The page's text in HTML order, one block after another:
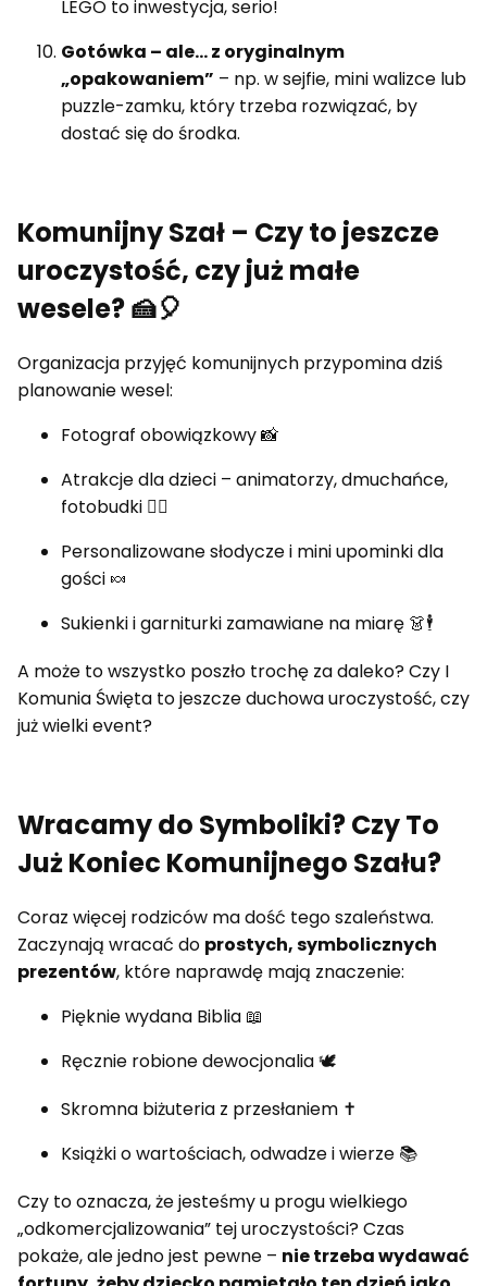
LEGO to inwestycja, serio!
Gotówka – ale… z oryginalnym
„opakowaniem” – np. w sejfie, mini walizce lub
puzzle-zamku, który trzeba rozwiązać, by
dostać się do środka.
Komunijny Szał – Czy to jeszcze
uroczystość, czy już małe
wesele? 🍰🎈
Organizacja przyjęć komunijnych przypomina dziś
planowanie wesel:
Fotograf obowiązkowy 📸
Atrakcje dla dzieci – animatorzy, dmuchańce,
fotobudki 🤹‍♂️
Personalizowane słodycze i mini upominki dla
gości 🍬
Sukienki i garniturki zamawiane na miarę 👗🕴️
A może to wszystko poszło trochę za daleko? Czy I
Komunia Święta to jeszcze duchowa uroczystość, czy
już wielki event?
Wracamy do Symboliki? Czy To
Już Koniec Komunijnego Szału?
Coraz więcej rodziców ma dość tego szaleństwa.
Zaczynają wracać do prostych, symbolicznych
prezentów, które naprawdę mają znaczenie:
Pięknie wydana Biblia 📖
Ręcznie robione dewocjonalia 🕊️
Skromna biżuteria z przesłaniem ✝️
Książki o wartościach, odwadze i wierze 📚
Czy to oznacza, że jesteśmy u progu wielkiego
„odkomercjalizowania” tej uroczystości? Czas
pokaże, ale jedno jest pewne – nie trzeba wydawać